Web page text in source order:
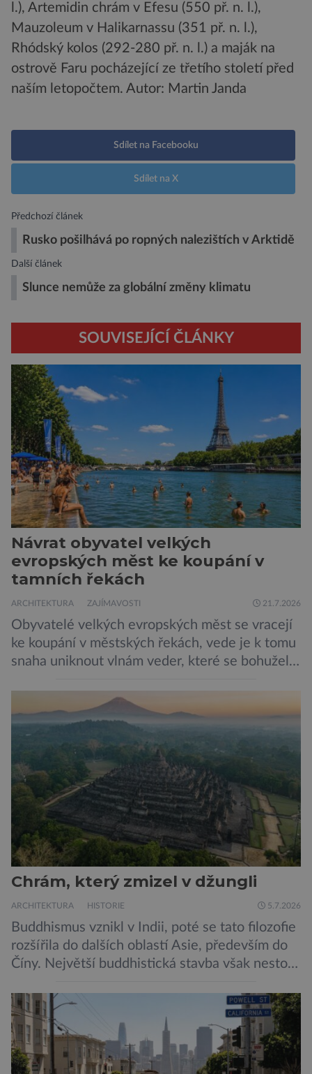
l.), Artemidin chrám v Efesu (550 př. n. l.),
Mauzoleum v Halikarnassu (351 př. n. l.),
Rhódský kolos (292-280 př. n. l.) a maják na
ostrově Faru pocházející ze třetího století před
naším letopočtem. Autor: Martin Janda
Sdílet na Facebooku
Sdílet na X
Předchozí článek
Rusko pošilhává po ropných nalezištích v Arktidě
Další článek
Slunce nemůže za globální změny klimatu
SOUVISEJÍCÍ ČLÁNKY
Návrat obyvatel velkých
evropských měst ke koupání v
tamních řekách
ARCHITEKTURA ZAJÍMAVOSTI 21.7.2026
Obyvatelé velkých evropských měst se vracejí
ke koupání v městských řekách, vede je k tomu
snaha uniknout vlnám veder, které se bohužel
Evropanů. Představitelé měst se snaží řeky
udržet vhodné ke koupání, což na řadě míst
není snadné… Až do začátku 20. století bylo
koupání v městských řekách běžnou […]
Chrám, který zmizel v džungli
ARCHITEKTURA HISTORIE 5.7.2026
Buddhismus vznikl v Indii, poté se tato filozofie
rozšířila do dalších oblastí Asie, především do
Číny. Největší buddhistická stavba však nestojí
impéria. Nalezneme jej na Jávě, exotickém
ostrově, který patří Indonésii Velkolepý chrám
zvaný Borobudur vznikl někdy kolem roku 800.
Historici odhadují, že práce na chrámu […]